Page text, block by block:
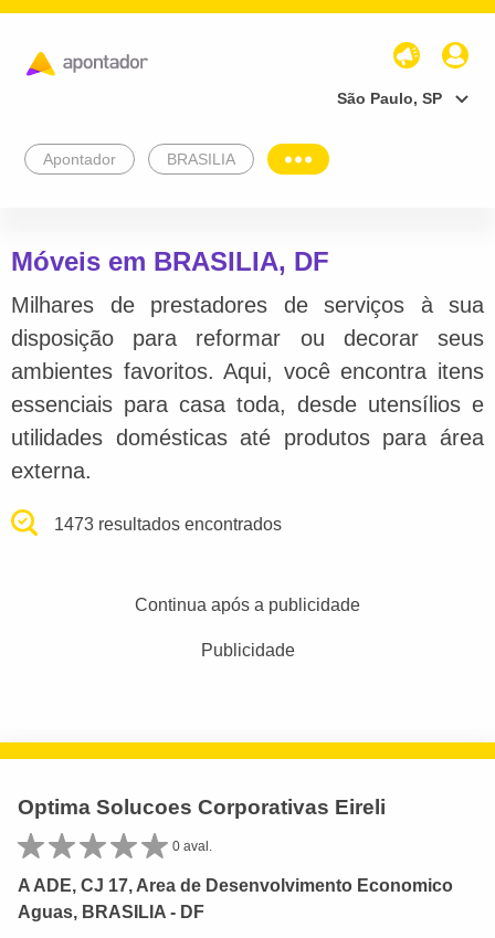
São Paulo, SP
Apontador BRASILIA
Móveis em BRASILIA, DF
Milhares de prestadores de serviços à sua
disposição para reformar ou decorar seus
ambientes favoritos. Aqui, você encontra itens
essenciais para casa toda, desde utensílios e
utilidades domésticas até produtos para área
externa.
1473 resultados encontrados
Continua após a publicidade
Publicidade
Optima Solucoes Corporativas Eireli
0 aval.
A ADE, CJ 17, Area de Desenvolvimento Economico
Aguas, BRASILIA - DF